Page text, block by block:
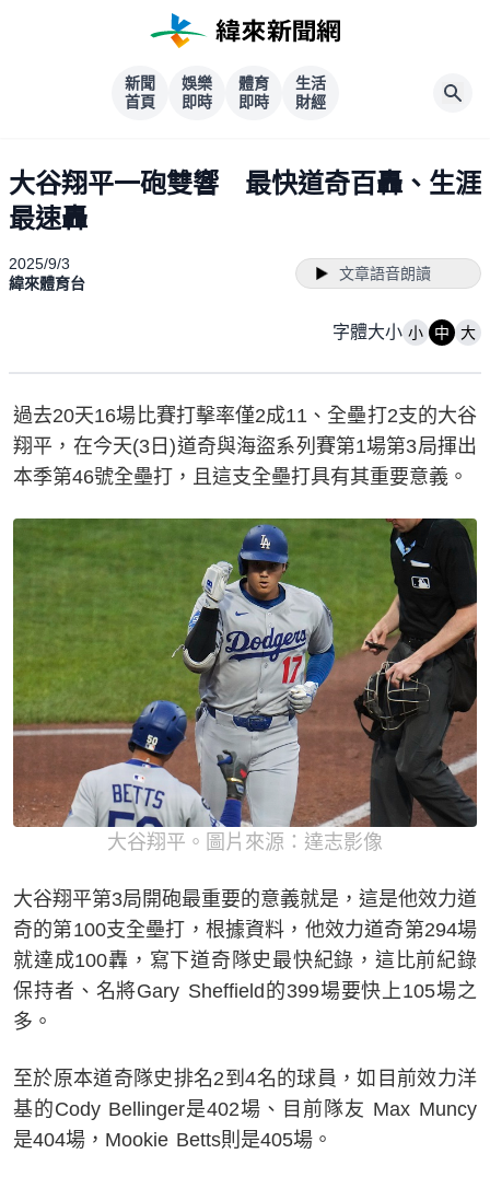
新聞
首頁
娛樂
即時
體育
即時
生活
財經
大谷翔平一砲雙響 最快道奇百轟、生涯
最速轟
2025/9/3
緯來體育台
文章語音朗讀
字體大小 小 中 大
過去20天16場比賽打擊率僅2成11、全壘打2支的大谷
翔平，在今天(3日)道奇與海盜系列賽第1場第3局揮出
本季第46號全壘打，且這支全壘打具有其重要意義。
大谷翔平。圖片來源：達志影像
大谷翔平第3局開砲最重要的意義就是，這是他效力道
奇的第100支全壘打，根據資料，他效力道奇第294場
就達成100轟，寫下道奇隊史最快紀錄，這比前紀錄
保持者、名將Gary Sheffield的399場要快上105場之
多。
至於原本道奇隊史排名2到4名的球員，如目前效力洋
基的Cody Bellinger是402場、目前隊友 Max Muncy
是404場，Mookie Betts則是405場。